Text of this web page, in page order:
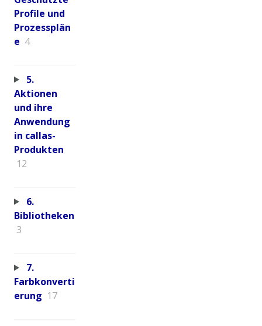
Profile und
Prozessplän
e 4
5.
Aktionen
und ihre
Anwendung
in callas-
Produkten
12
6.
Bibliotheken
3
7.
Farbkonverti
erung 17